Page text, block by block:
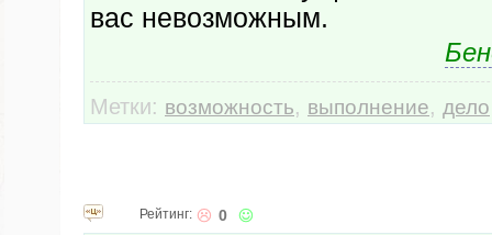
вас невозможным.
Метки: возможность, выполнение, дело
Рейтинг: 0